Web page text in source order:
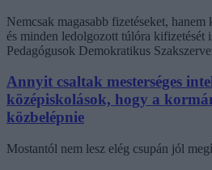
Nemcsak magasabb fizetéseket,
és minden ledolgozott túlóra kifizetését
Pedagógusok Demokratikus
Annyit csaltak mesterséges
középiskolások, hogy a
közbelépnie
Mostantól nem lesz elég csupán jól